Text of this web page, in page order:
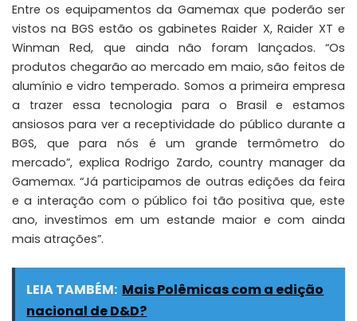
Entre os equipamentos da Gamemax que poderão ser
vistos na BGS estão os gabinetesRaider X,Raider XT e
Winman Red, que ainda não foram lançados. “Os
produtos chegarão ao mercado em maio, são feitos de
alumínio e vidro temperado. Somos a primeira empresa
a trazer essa tecnologia para o Brasil e estamos
ansiosos para ver a receptividade do público durante a
BGS, que para nós é um grande termômetro do
mercado”, explica Rodrigo Zardo, country manager da
Gamemax. “Já participamos de outras edições da feira
e a interação com o público foi tão positiva que, este
ano, investimos em um estande maior e com ainda
mais atrações”.
LEIA TAMBÉM: Mais Polêmicas com a edição
nacional de D&D?